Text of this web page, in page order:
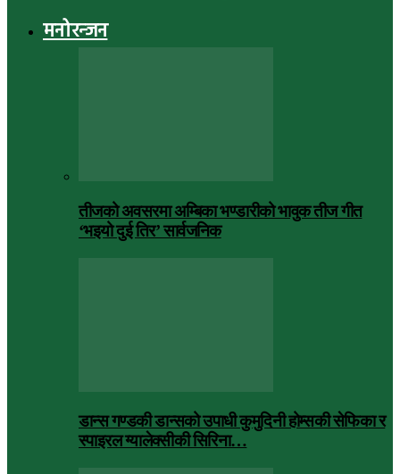
मनोरन्जन
तीजको अवसरमा अम्बिका भण्डारीको भावुक तीज गीत
‘भइयो दुई तिर’ सार्वजनिक
डान्स गण्डकी डान्सको उपाधी कुमुदिनी होम्सकी सेफिका र
स्पाइरल ग्यालेक्सीकी सिरिना…